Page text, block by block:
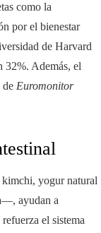
como la
por el bienestar
de Harvard
32%. Además, el
de Euromonitor
yogur natural
ayudan a
el sistema